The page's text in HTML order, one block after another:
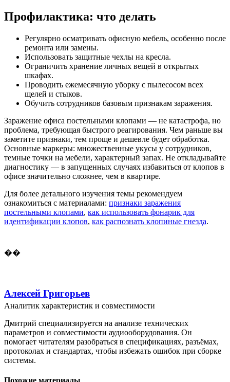
Профилактика: что делать
Регулярно осматривать офисную мебель, особенно после
ремонта или замены.
Использовать защитные чехлы на кресла.
Ограничить хранение личных вещей в открытых
шкафах.
Проводить ежемесячную уборку с пылесосом всех
щелей и стыков.
Обучить сотрудников базовым признакам заражения.
Заражение офиса постельными клопами — не катастрофа, но
проблема, требующая быстрого реагирования. Чем раньше вы
заметите признаки, тем проще и дешевле будет обработка.
Основные маркеры: множественные укусы у сотрудников,
темные точки на мебели, характерный запах. Не откладывайте
диагностику — в запущенных случаях избавиться от клопов в
офисе значительно сложнее, чем в квартире.
Для более детального изучения темы рекомендуем
ознакомиться с материалами: признаки заражения
постельными клопами, как использовать фонарик для
идентификации клопов, как распознать клопиные гнезда.
��
Алексей Григорьев
Аналитик характеристик и совместимости
Дмитрий специализируется на анализе технических
параметров и совместимости аудиооборудования. Он
помогает читателям разобраться в спецификациях, разъёмах,
протоколах и стандартах, чтобы избежать ошибок при сборке
системы.